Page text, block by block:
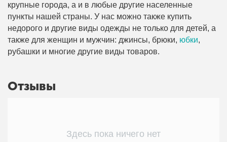
крупные города, а и в любые другие населенные
пункты нашей страны. У нас можно также купить
недорого и другие виды одежды не только для детей, а
также для женщин и мужчин: джинсы, брюки, юбки,
рубашки и многие другие виды товаров.
Отзывы
Здесь пока ничего нет